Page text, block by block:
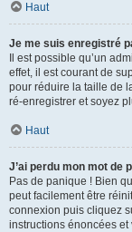
Haut
Je me suis enregistré
Il est possible qu’un
effet, il est courant de
pour réduire la taille de
ré-enregistrer et soyez
Haut
J’ai perdu mon mot de
Pas de panique ! Bien
peut facilement être
connexion puis cliquez
instructions énoncées